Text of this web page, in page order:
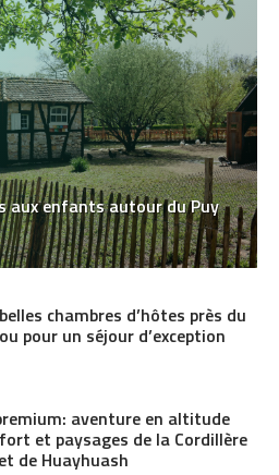
aux enfants autour du Puy
chambres d’hôtes près du
pour un séjour d’exception
aventure en altitude
et paysages de la Cordillère
de Huayhuash